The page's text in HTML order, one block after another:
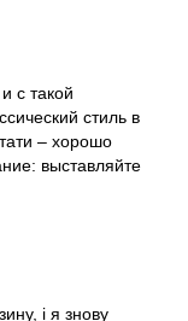
с такой
стиль в
– хорошо
выставляйте
і я знову